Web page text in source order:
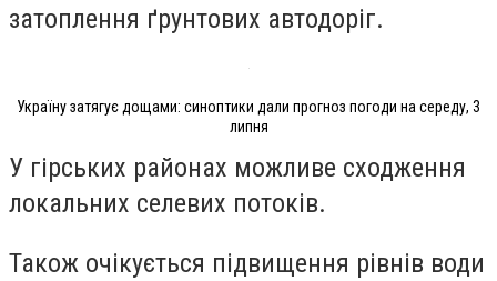
затоплення ґрунтових автодоріг.
Україну затягує дощами: синоптики дали прогноз погоди на середу, 3
липня
У гiрських районах можливе сходження
локальних селевих потоків.
Також очiкується пiдвищення рiвнiв води